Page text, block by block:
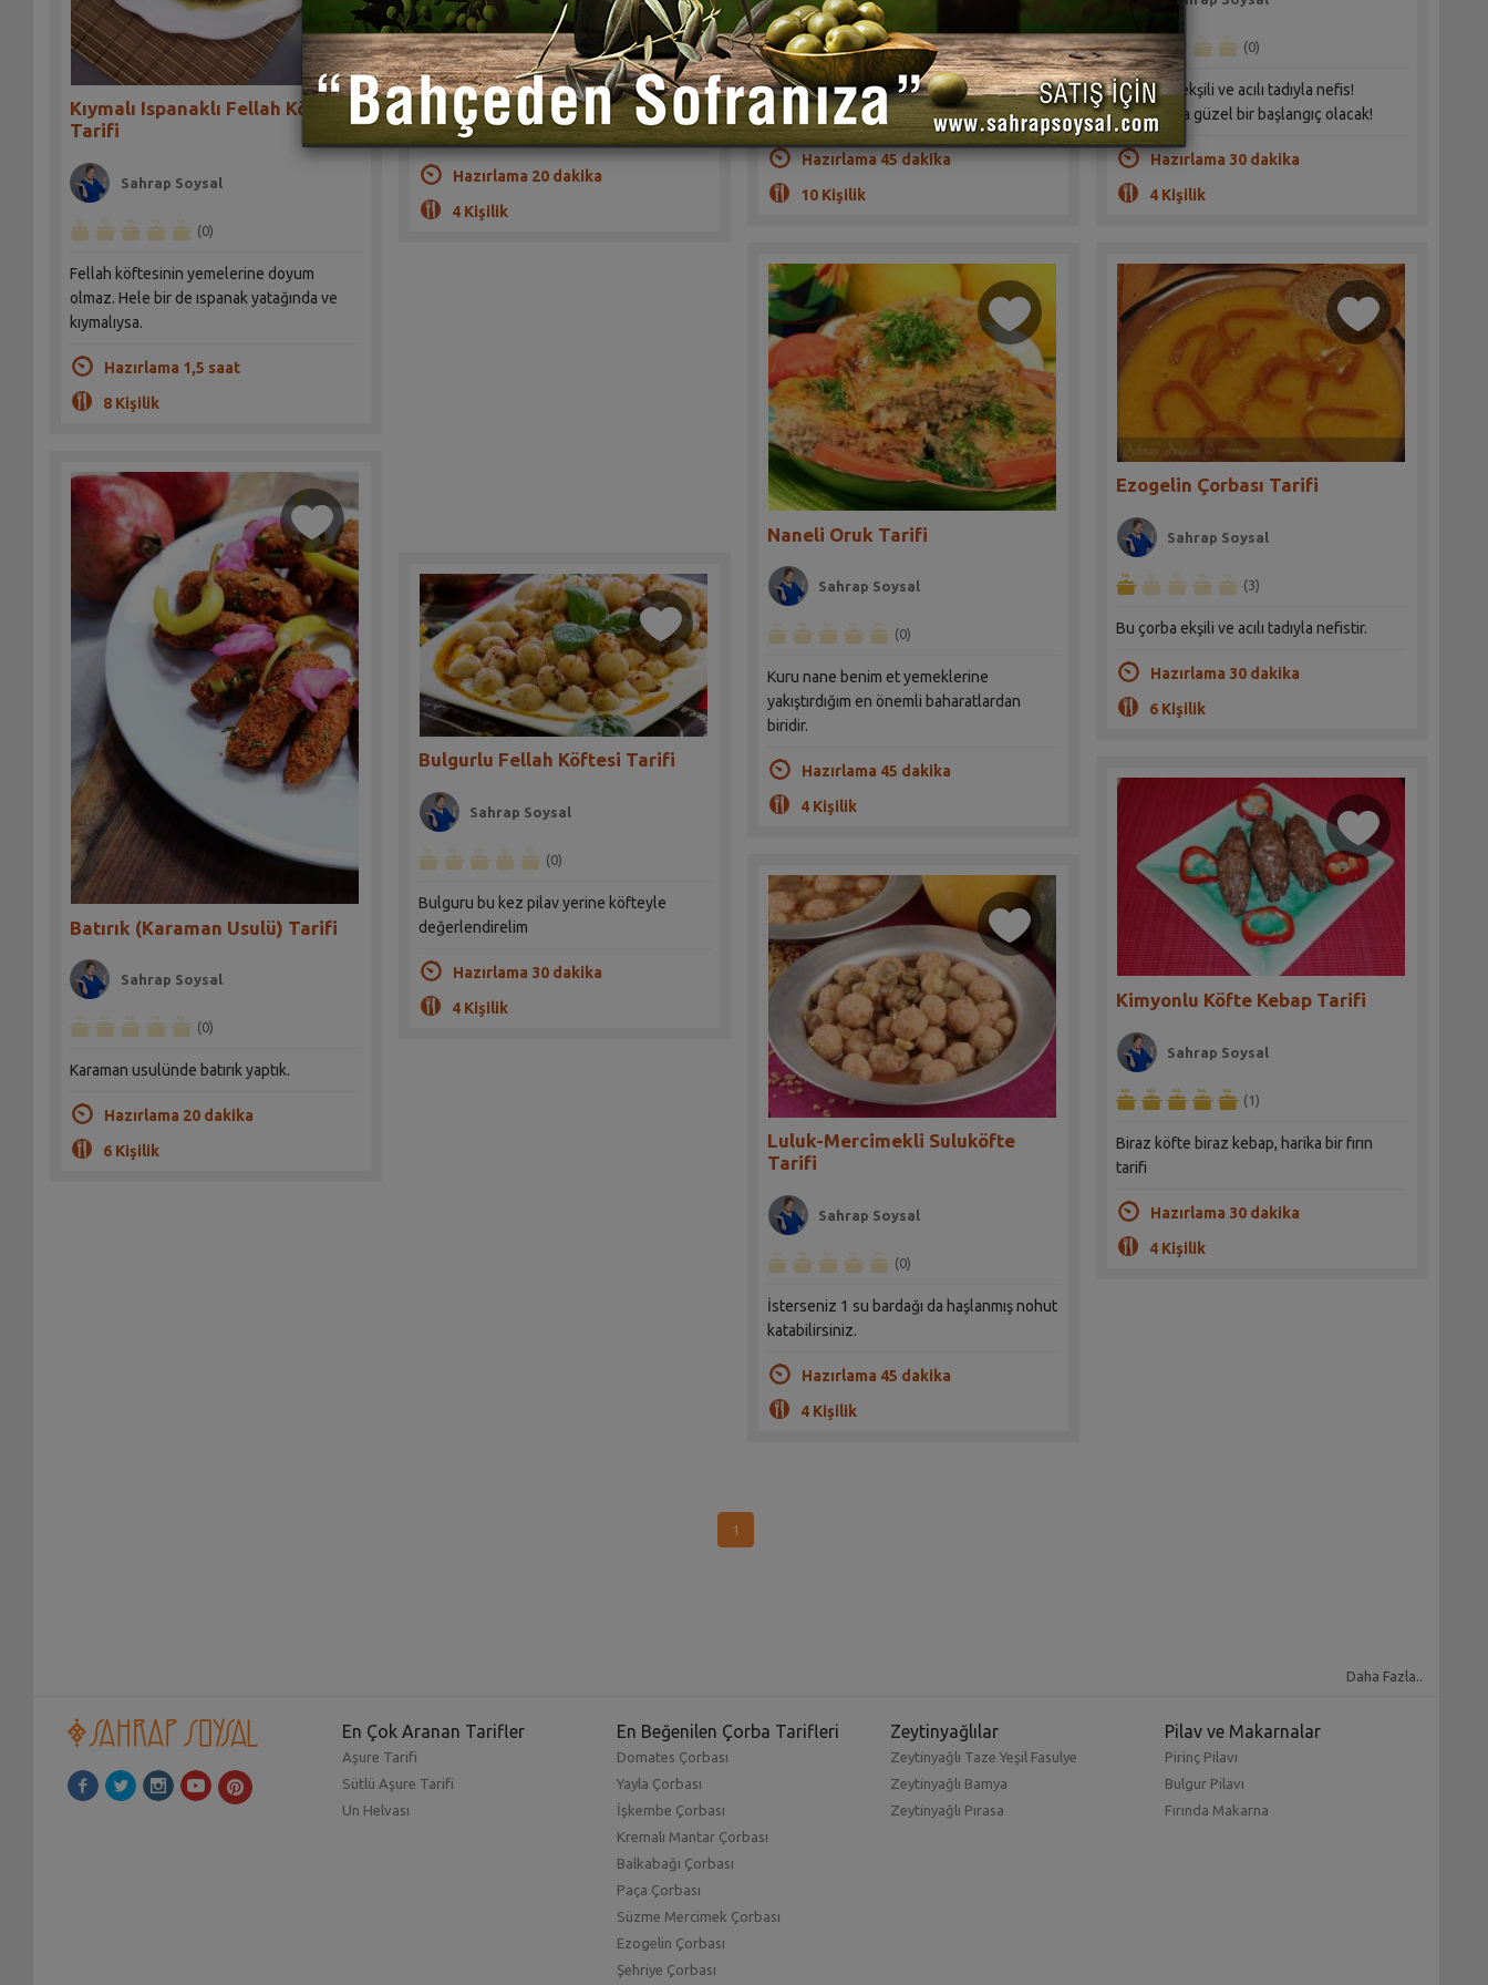
Kıymalı Ispanaklı Fellah Köftesi
Tarifi
Sahrap Soysal
(0)
Fellah köftesinin yemelerine doyum
olmaz. Hele bir de ıspanak yatağında ve
kıymalıysa.
Hazırlama 1,5 saat
8 Kişilik
Batırık (Karaman Usulü) Tarifi
Sahrap Soysal
(0)
Karaman usulünde batırık yaptık.
Hazırlama 20 dakika
6 Kişilik
Sahrap Soysal
(0)
Tüm sosun köftelerle karıştığına emin
olun.
Hazırlama 20 dakika
4 Kişilik
Bulgurlu Fellah Köftesi Tarifi
Sahrap Soysal
(0)
Bulguru bu kez pilav yerine köfteyle
değerlendirelim
Hazırlama 30 dakika
4 Kişilik
(1)
Bulgur köfteli harika bir yöresel yemek
Hazırlama 45 dakika
10 Kişilik
Naneli Oruk Tarifi
Sahrap Soysal
(0)
Kuru nane benim et yemeklerine
yakıştırdığım en önemli baharatlardan
biridir.
Hazırlama 45 dakika
4 Kişilik
Luluk-Mercimekli Suluköfte
Tarifi
Sahrap Soysal
(0)
İsterseniz 1 su bardağı da haşlanmış nohut
katabilirsiniz.
Hazırlama 45 dakika
4 Kişilik
(0)
Bu çorba ekşili ve acılı tadıyla nefis!
Sofranızda güzel bir başlangıç olacak!
Hazırlama 30 dakika
4 Kişilik
Ezogelin Çorbası Tarifi
Sahrap Soysal
(3)
Bu çorba ekşili ve acılı tadıyla nefistir.
Hazırlama 30 dakika
6 Kişilik
Kimyonlu Köfte Kebap Tarifi
Sahrap Soysal
(1)
Biraz köfte biraz kebap, harika bir fırın
tarifi
Hazırlama 30 dakika
4 Kişilik
1
Daha Fazla..
En Çok Aranan Tarifler
Aşure Tarifi
Sütlü Aşure Tarifi
Un Helvası
En Beğenilen Çorba Tarifleri
Domates Çorbası
Yayla Çorbası
İşkembe Çorbası
Kremalı Mantar Çorbası
Balkabağı Çorbası
Paça Çorbası
Süzme Mercimek Çorbası
Ezogelin Çorbası
Şehriye Çorbası
Zeytinyağlılar
Zeytinyağlı Taze Yeşil Fasulye
Zeytinyağlı Bamya
Zeytinyağlı Pırasa
Pilav ve Makarnalar
Pirinç Pilavı
Bulgur Pilavı
Fırında Makarna